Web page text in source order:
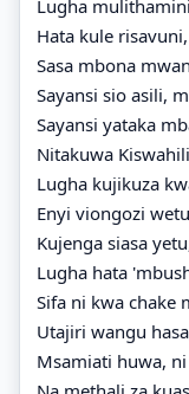
Lugha
Hata kule
Sasa mbona
Sayansi sio asili,
Sayansi yataka
Nitakuwa
Lugha kujikuza
Enyi viongozi
Kujenga siasa
Lugha hata
Sifa ni kwa chake
Utajiri wangu
Msamiati huwa,